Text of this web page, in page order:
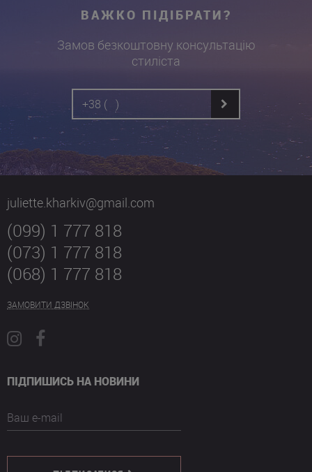
ВАЖКО ПІДІБРАТИ?
Замов безкоштовну консультацію
стиліста
juliette.kharkiv@gmail.com
(099) 1 777 818
(073) 1 777 818
(068) 1 777 818
ЗАМОВИТИ ДЗВІНОК
ПІДПИШИСЬ НА НОВИНИ
Ваш e-mail